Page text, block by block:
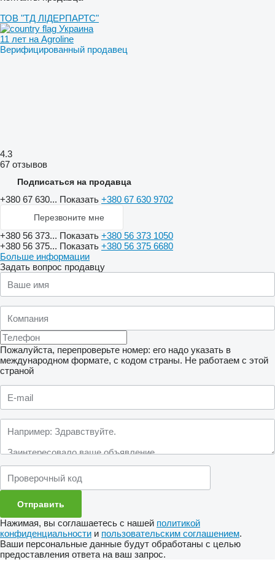
ТОВ "ТД ЛІДЕРПАРТС"
Украина
11 лет на Agroline
Верифицированный продавец
4.3
67 отзывов
Подписаться на продавца
+380 67 630... Показать +380 67 630 9702
Перезвоните мне
+380 56 373... Показать +380 56 373 1050
+380 56 375... Показать +380 56 375 6680
Больше информации
Задать вопрос продавцу
Пожалуйста, перепроверьте номер: его надо указать в
международном формате, с кодом страны. Не работаем с этой
страной
Нажимая, вы соглашаетесь с нашей политикой
конфиденциальности и пользовательским соглашением.
Ваши персональные данные будут обработаны с целью
предоставления ответа на ваш запрос.